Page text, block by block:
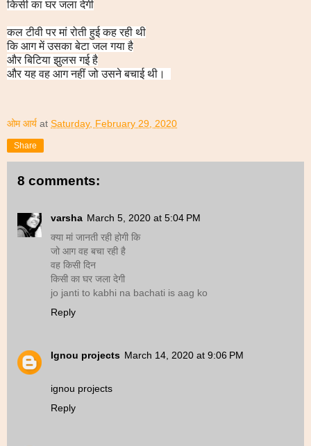
किसी का घर जला देगी
कल टीवी पर मां रोती हुई कह रही थी
कि आग में उसका बेटा जल गया है
और बिटिया झुलस गई है
और यह वह आग नहीं जो उसने बचाई थी।
ओम आर्य at Saturday, February 29, 2020
Share
8 comments:
varsha March 5, 2020 at 5:04 PM
क्या मां जानती रही होगी कि
जो आग वह बचा रही है
वह किसी दिन
किसी का घर जला देगी
jo janti to kabhi na bachati is aag ko
Reply
Ignou projects March 14, 2020 at 9:06 PM
ignou projects
Reply